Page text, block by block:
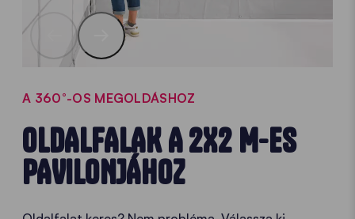
A 360°-OS MEGOLDÁSHOZ
OLDALFALAK A 2X2 M-ES
PAVILONJÁHOZ